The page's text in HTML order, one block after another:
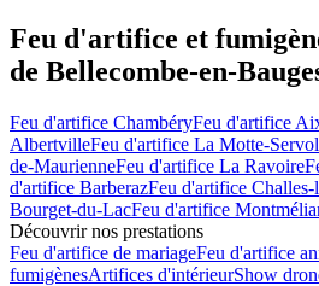
Feu d'artifice et
de Bellecombe-en-
Feu d'artifice ChambéryFeu d'artifice
AlbertvilleFeu d'artifice La Motte-
de-MaurienneFeu d'artifice La Ravoire
d'artifice BarberazFeu d'artifice Challes-
Bourget-du-LacFeu d'artifice
Découvrir nos prestations
Feu d'artifice de mariageFeu d'artifice
fumigènesArtifices d'intérieurShow